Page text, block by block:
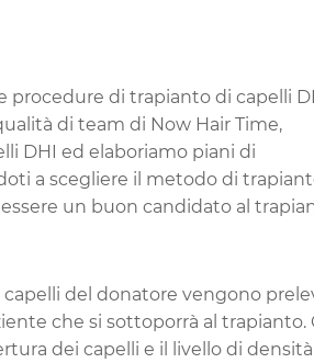
di trapianto di capelli
di team di Now Hair Time,
DHI ed elaboriamo piani di
a scegliere il metodo di
un buon candidato al
del donatore vengono
che si sottoporrà al trapianto.
dei capelli e il livello di